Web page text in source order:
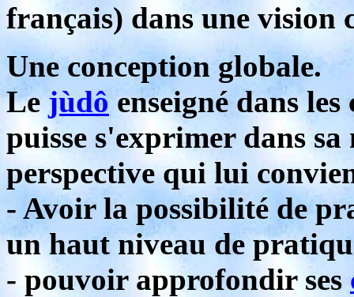
français) dans une vision
Une conception globale.
Lejùdô enseigné dans
puisse s'exprimer dans
perspective qui lui
- Avoir la possibilité de
un haut niveau de
- pouvoir approfondir ses